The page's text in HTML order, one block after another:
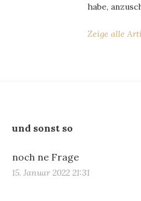
habe,
Zeige alle
und sonst so
noch ne Frage
15. Januar 2022 21:31